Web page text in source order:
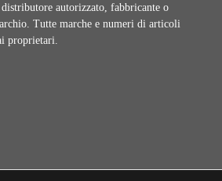
autorizzato, fabbricante o
Tutte marche e numeri di articoli
proprietari.